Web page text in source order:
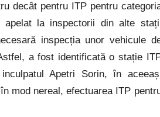
decât pentru ITP pentru
la inspectorii din alte
inspecția unor vehicule
a fost identificată o stație
Apetri Sorin, în
mod nereal, efectuarea ITP